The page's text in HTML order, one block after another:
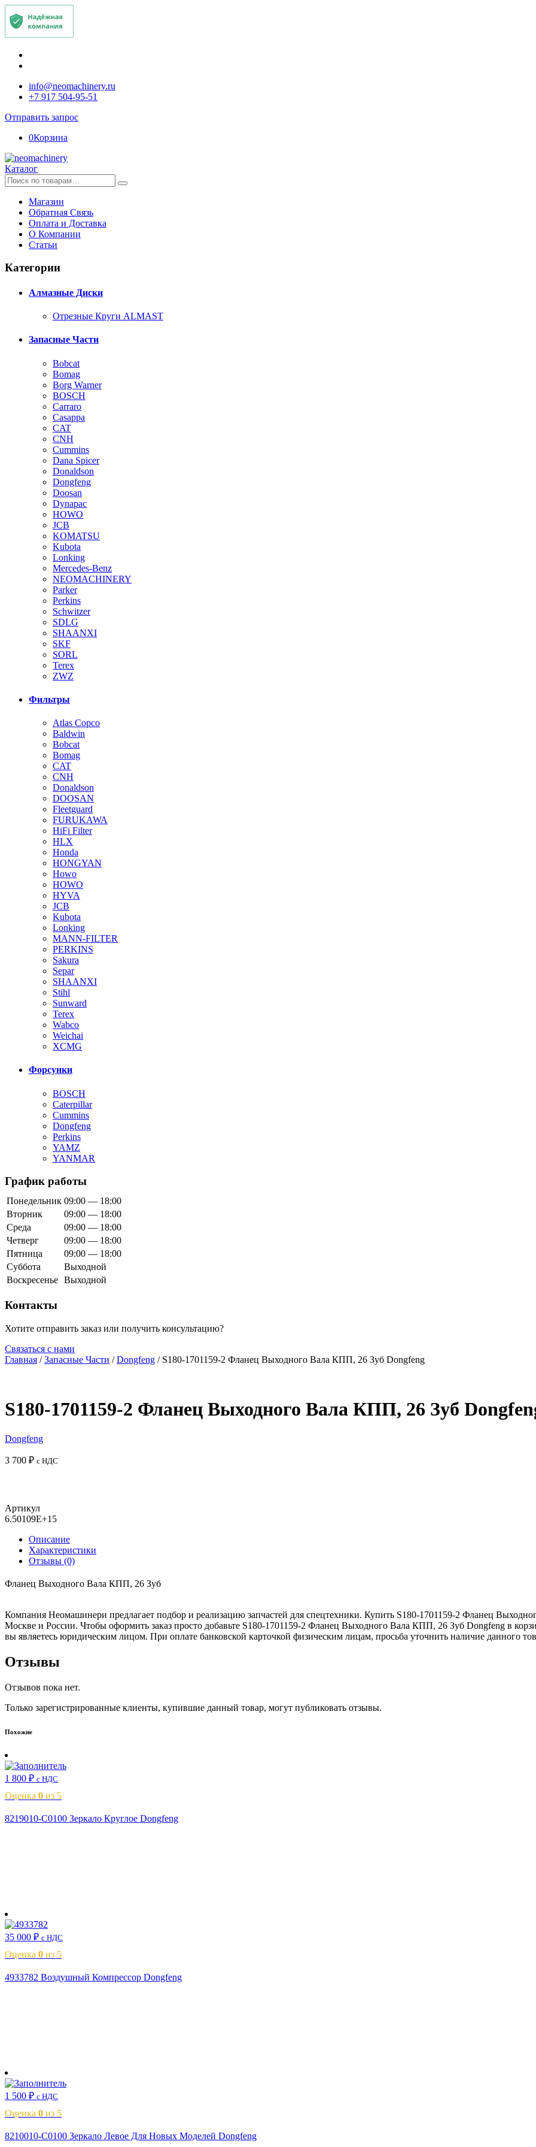
info@neomachinery.ru
+7 917 504-95-51
Отправить запрос
0Корзина
Каталог
Искать:
Магазин
Обратная Связь
Оплата и Доставка
О Компании
Статьи
Категории
Алмазные Диски
Отрезные Круги ALMAST
Запасные Части
Bobcat
Bomag
Borg Warner
BOSCH
Carraro
Casappa
CAT
CNH
Cummins
Dana Spicer
Donaldson
Dongfeng
Doosan
Dynapac
HOWO
JCB
KOMATSU
Kubota
Lonking
Mercedes-Benz
NEOMACHINERY
Parker
Perkins
Schwitzer
SDLG
SHAANXI
SKF
SORL
Terex
ZWZ
Фильтры
Atlas Copco
Baldwin
Bobcat
Bomag
CAT
CNH
Donaldson
DOOSAN
Fleetguard
FURUKAWA
HiFi Filter
HLX
Honda
HONGYAN
Howo
HOWO
HYVA
JCB
Kubota
Lonking
MANN-FILTER
PERKINS
Sakura
Separ
SHAANXI
Stihl
Sunward
Terex
Wabco
Weichai
XCMG
Форсунки
BOSCH
Caterpillar
Cummins
Dongfeng
Perkins
YAMZ
YANMAR
График работы
Понедельник 09:00 — 18:00
Вторник
09:00 — 18:00
Среда
09:00 — 18:00
Четверг
09:00 — 18:00
Пятница
09:00 — 18:00
Суббота
Выходной
Воскресенье Выходной
Контакты
Хотите отправить заказ или получить консультацию?
Связаться с нами
Главная /Запасные Части /Dongfeng / S180-1701159-2 Фланец Выходного Вала КПП, 26 Зуб Dongfeng
S180-1701159-2 Фланец Выходного Вала КПП, 26 Зуб
Dongfeng
3 700 ₽ с НДС
Артикул
6.50109E+15
Описание
Характеристики
Отзывы (0)
Фланец Выходного Вала КПП, 26 Зуб
Компания Неомашинери предлагает подбор и реализацию запчастей для спецтехники. Купить S180-1701159-2 Фланец
Москве и России. Чтобы оформить заказ просто добавьте S180-1701159-2 Фланец Выходного Вала КПП, 26 Зуб Dongfeng в
вы являетесь юридическим лицом. При оплате банковской карточкой физическим лицам, просьба уточнить наличие данного
Отзывы
Отзывов пока нет.
Только зарегистрированные клиенты, купившие данный товар, могут публиковать отзывы.
Похожие
1 800 ₽ с НДС
Оценка 0 из 5
8219010-C0100 Зеркало Круглое Dongfeng
35 000 ₽ с НДС
Оценка 0 из 5
4933782 Воздушный Компрессор Dongfeng
1 500 ₽ с НДС
Оценка 0 из 5
8210010-C0100 Зеркало Левое Для Новых Моделей Dongfeng